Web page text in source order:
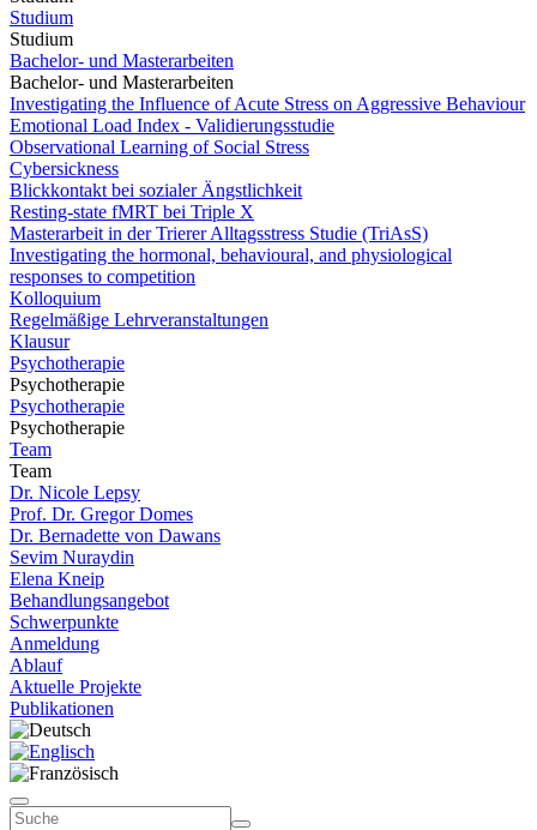
Studium
Studium
Bachelor- und Masterarbeiten
Bachelor- und Masterarbeiten
Investigating the Influence of Acute Stress on Aggressive Behaviour
Emotional Load Index - Validierungsstudie
Observational Learning of Social Stress
Cybersickness
Blickkontakt bei sozialer Ängstlichkeit
Resting-state fMRT bei Triple X
Masterarbeit in der Trierer Alltagsstress Studie (TriAsS)
Investigating the hormonal, behavioural, and physiological
responses to competition
Kolloquium
Regelmäßige Lehrveranstaltungen
Klausur
Psychotherapie
Psychotherapie
Psychotherapie
Psychotherapie
Team
Team
Dr. Nicole Lepsy
Prof. Dr. Gregor Domes
Dr. Bernadette von Dawans
Sevim Nuraydin
Elena Kneip
Behandlungsangebot
Schwerpunkte
Anmeldung
Ablauf
Aktuelle Projekte
Publikationen